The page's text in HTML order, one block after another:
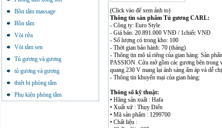
Bồn tắm massage
Bồn tắm
Vòi rửa
Vòi tắm sen
Tủ gương và gương
tủ gương và gương
thiêt bị phòng tắm
Phụ kiện phòng tắm
(Click vào để xem ảnh to)
Thông tin sản phẩm Tủ gương CARL:
- Công ty: Euro Style
- Giá bán: 20.891.000 VNĐ / 1chiếc VNĐ
- Số lượng có trong kho: 100
- Thời gian bảo hành: 70 (tháng)
- Thông tin mô tả riêng của gian hàng: Sản
PASSION. Cửa mở gồm các gương bên trong
quang 230 V mang lại ánh sáng ấm áp và dễ
- Thông tin khuyến mại của gian hàng:
Thông số kỹ thuật:
• Hãng sản xuất : Hafa
• Xuất xứ : Thụy Điển
• Mã sản phẩm : 1299700
• Chất liệu :